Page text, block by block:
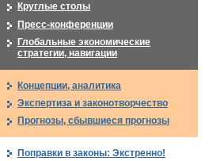
Круглые столы
Пресс-конференции
Глобальные экономические
стратегии, навигации
Концепции, аналитика
Экспертиза и законотворчество
Прогнозы, сбывшиеся прогнозы
Поправки в законы: Экстренно!